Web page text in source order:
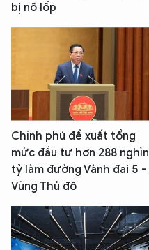
bị nổ lốp
Chính phủ đề xuất tổng
mức đầu tư hơn 288 nghìn
tỷ làm đường Vành đai 5 -
Vùng Thủ đô